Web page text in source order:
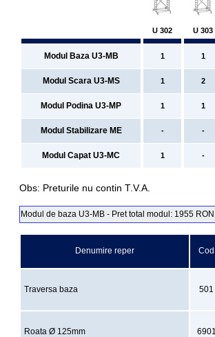
Modul Baza U3-MB
Modul Scara U3-MS
Modul Podina U3-MP
Modul Stabilizare ME
Modul Capat U3-MC
U 302
1
1
1
-
1
U 303
1
2
1
-
-
Obs: Preturile nu contin T.V.A.
Modul de baza U3-MB - Pret total modul: 1955 RON
Denumire reper Cod
Traversa baza 501
Roata Ø 125mm 6901